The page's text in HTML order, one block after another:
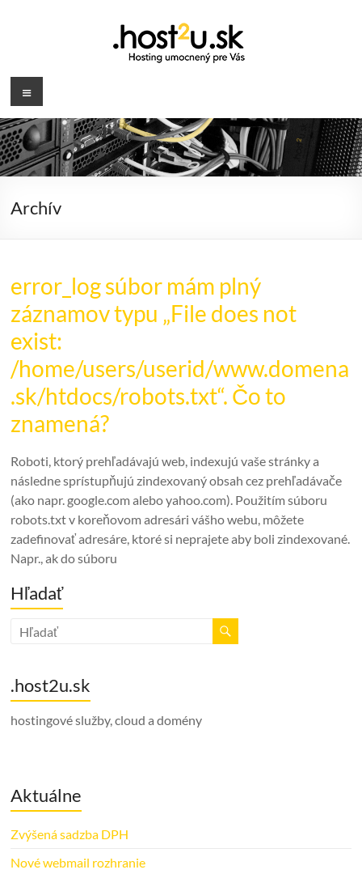
.host2u.sk
Hosting
umocnený
pre
Vás
Menu
Archív
error_log súbor mám plný
záznamov typu „File does not
exist:
/home/users/userid/www.domena
.sk/htdocs/robots.txt“. Čo to
znamená?
Roboti, ktorý prehľadávajú web, indexujú vaše stránky a
následne sprístupňujú zindexovaný obsah cez prehľadávače
(ako napr. google.com alebo yahoo.com). Použitím súboru
robots.txt v koreňovom adresári vášho webu, môžete
zadefinovať adresáre, ktoré si neprajete aby boli zindexované.
Napr., ak do súboru
Hľadať
.host2u.sk
hostingové služby, cloud a domény
Aktuálne
Zvýšená sadzba DPH
Nové webmail rozhranie